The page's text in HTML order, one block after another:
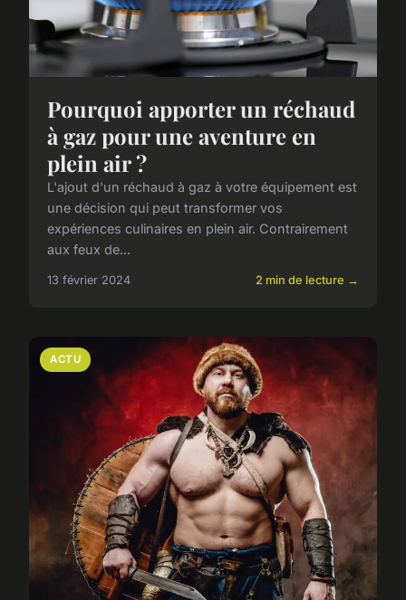
Pourquoi apporter un réchaud
à gaz pour une aventure en
plein air ?
L'ajout d'un réchaud à gaz à votre équipement est
une décision qui peut transformer vos
expériences culinaires en plein air. Contrairement
aux feux de...
13 février 2024 2 min de lecture →
ACTU